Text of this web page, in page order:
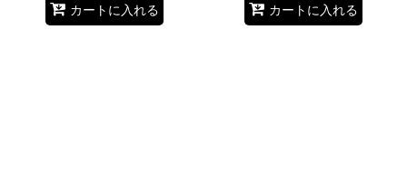
カートに入れる カートに入れる